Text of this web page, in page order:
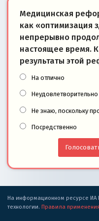
Медицинская
как «оптимизация
непрерывно
настоящее время.
результаты этой
На отлично
Неудовлетворительно
Не знаю, поскольку
Посредственно
На информационном ресурсе ИА
технологии. Правила